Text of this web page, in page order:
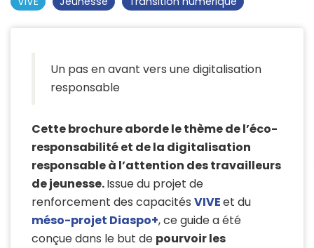
Un pas en avant vers une digitalisation
responsable
Cette brochure aborde le thème de l’éco-
responsabilité et de la digitalisation
responsable à l’attention des travailleurs
de jeunesse.Issue du projet de
renforcement des capacités VIVEet du
méso-projet Diaspo+, ce guide a été
conçue dans le but de pourvoir les